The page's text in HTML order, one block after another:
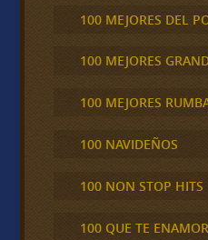
100 MEJORES DEL
100 MEJORES
100 MEJORES
100 NAVIDEÑOS
100 NON STOP HITS
100 QUE TE